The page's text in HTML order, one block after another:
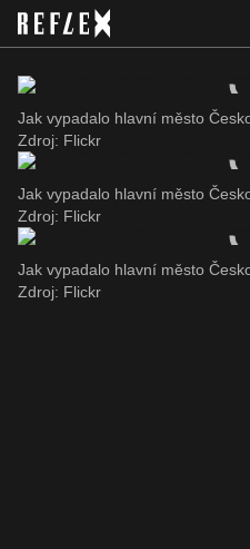
Jak vypadalo hlavní město
Zdroj: Flickr
Jak vypadalo hlavní město
Zdroj: Flickr
Jak vypadalo hlavní město
Zdroj: Flickr